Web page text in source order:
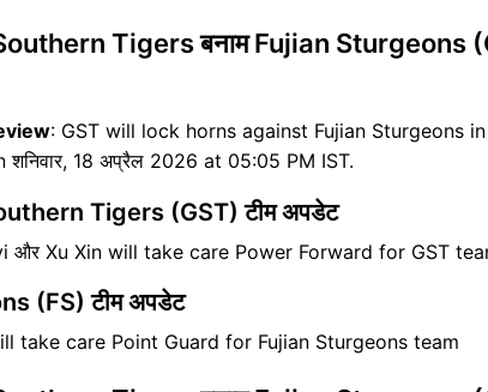
Tigers बनाम Fujian Sturgeons
: GST will lock horns against Fujian Sturgeons in
18 अप्रैल 2026 at 05:05 PM IST.
Tigers (GST) टीम अपडेट
और Xu Xin will take care Power Forward for GST
(FS) टीम अपडेट
take care Point Guard for Fujian Sturgeons team